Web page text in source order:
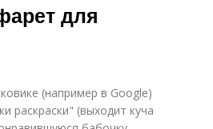
для
(например в Google)
раскраски" (выходит куча